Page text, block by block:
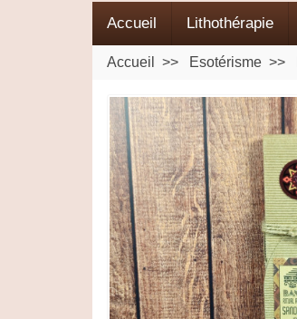
Accueil Lithothérapie
Accueil Esotérisme